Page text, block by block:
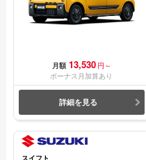
月額 13,530 円～
ボーナス月加算あり
詳細を見る